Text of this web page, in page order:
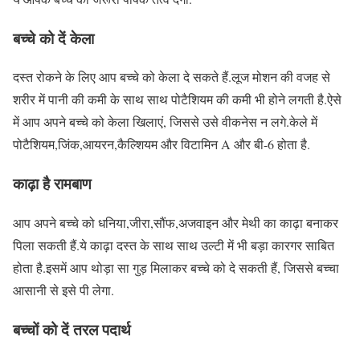
बच्चे को दें केला
दस्त रोकने के लिए आप बच्चे को केला दे सकते हैं.लूज मोशन की वजह से
शरीर में पानी की कमी के साथ साथ पोटैशियम की कमी भी होने लगती है.ऐसे
में आप अपने बच्चे को केला खिलाएं, जिससे उसे वीकनेस न लगे.केले में
पोटैशियम,जिंक,आयरन,कैल्शियम और विटामिन A और बी-6 होता है.
काढ़ा है रामबाण
आप अपने बच्चे को धनिया,जीरा,सौंफ,अजवाइन और मेथी का काढ़ा बनाकर
पिला सकती हैं.ये काढ़ा दस्त के साथ साथ उल्टी में भी बड़ा कारगर साबित
होता है.इसमें आप थोड़ा सा गुड़ मिलाकर बच्चे को दे सकती हैं, जिससे बच्चा
आसानी से इसे पी लेगा.
बच्चों को दें तरल पदार्थ